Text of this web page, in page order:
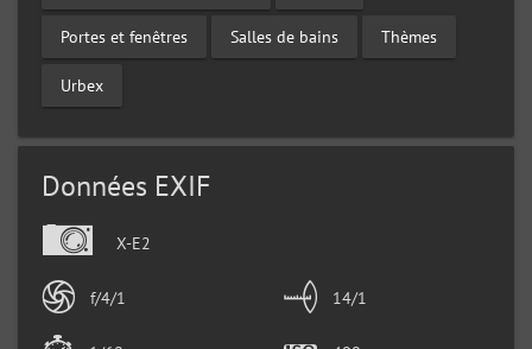
Portes et fenêtres Salles de bains Thèmes
Urbex
Données EXIF
X-E2
f/4/1 14/1